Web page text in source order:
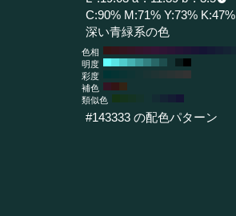
C:90% M:71% Y:73% K:47%
深い青緑系の色
色相
明度
彩度
補色
類似色
#143333 の配色パターン